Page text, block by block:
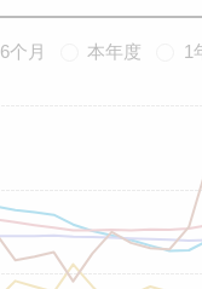
6个月 本年度 1